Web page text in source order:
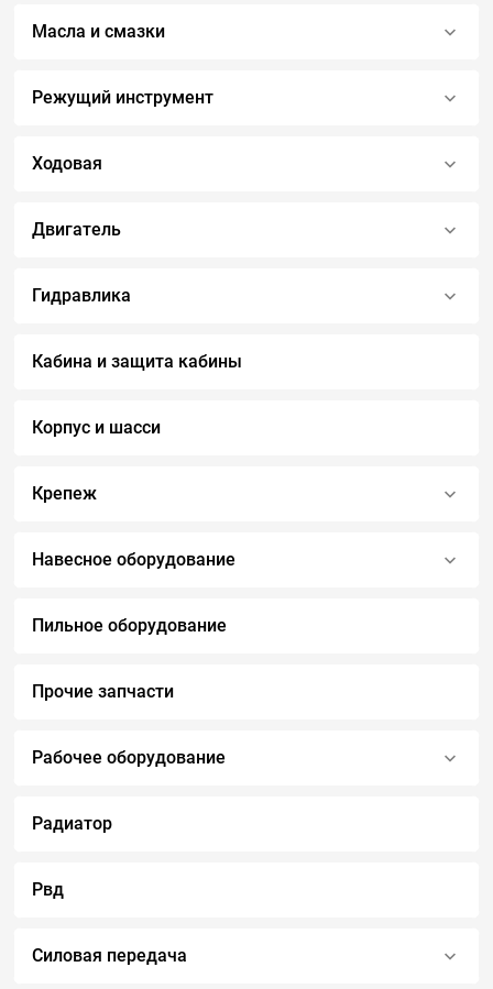
Масла и смазки
Режущий инструмент
Ходовая
Двигатель
Гидравлика
Кабина и защита кабины
Корпус и шасси
Крепеж
Навесное оборудование
Пильное оборудование
Прочие запчасти
Рабочее оборудование
Радиатор
Рвд
Силовая передача